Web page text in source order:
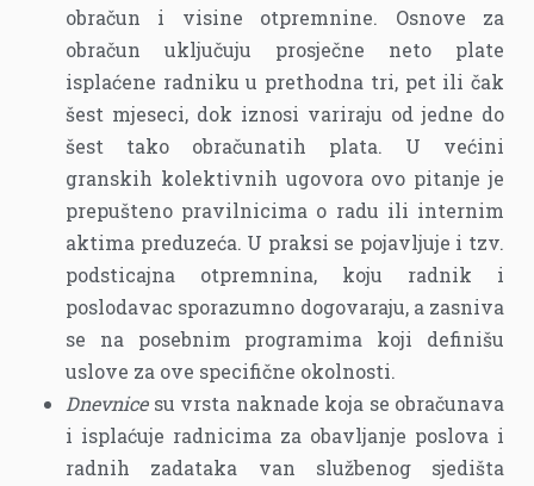
obračun i visine otpremnine. Osnove za
obračun uključuju prosječne neto plate
isplaćene radniku u prethodna tri, pet ili čak
šest mjeseci, dok iznosi variraju od jedne do
šest tako obračunatih plata. U većini
granskih kolektivnih ugovora ovo pitanje je
prepušteno pravilnicima o radu ili internim
aktima preduzeća. U praksi se pojavljuje i tzv.
podsticajna otpremnina, koju radnik i
poslodavac sporazumno dogovaraju, a zasniva
se na posebnim programima koji definišu
uslove za ove specifične okolnosti.
Dnevnicesu vrsta naknade koja se obračunava
i isplaćuje radnicima za obavljanje poslova i
radnih zadataka van službenog sjedišta